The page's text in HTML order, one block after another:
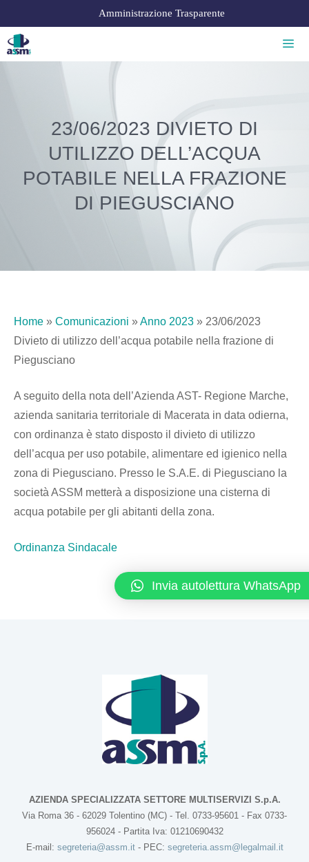
Amministrazione Trasparente
23/06/2023 DIVIETO DI
UTILIZZO DELL’ACQUA
POTABILE NELLA FRAZIONE
DI PIEGUSCIANO
Home » Comunicazioni »Anno 2023 » 23/06/2023
Divieto di utilizzo dell’acqua potabile nella frazione di
Piegusciano
A seguito della nota dell’Azienda AST- Regione Marche,
azienda sanitaria territoriale di Macerata in data odierna,
con ordinanza è stato disposto il divieto di utilizzo
dell’acqua per uso potabile, alimentare ed igienico nella
zona di Piegusciano. Presso le S.A.E. di Piegusciano la
società ASSM metterà a disposizione una cisterna di
acqua potabile per gli abitanti della zona.
Ordinanza Sindacale
AZIENDA SPECIALIZZATA SETTORE MULTISERVIZI S.p.A.
Via Roma 36 - 62029 Tolentino (MC) - Tel. 0733-95601 - Fax 0733-
956024 - Partita Iva: 01210690432
E-mail: segreteria@assm.it- PEC: segreteria.assm@legalmail.it
Invia autolettura WhatsApp